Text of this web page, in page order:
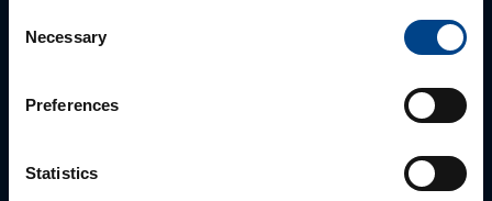
Selection
Necessary
Preferences
Statistics